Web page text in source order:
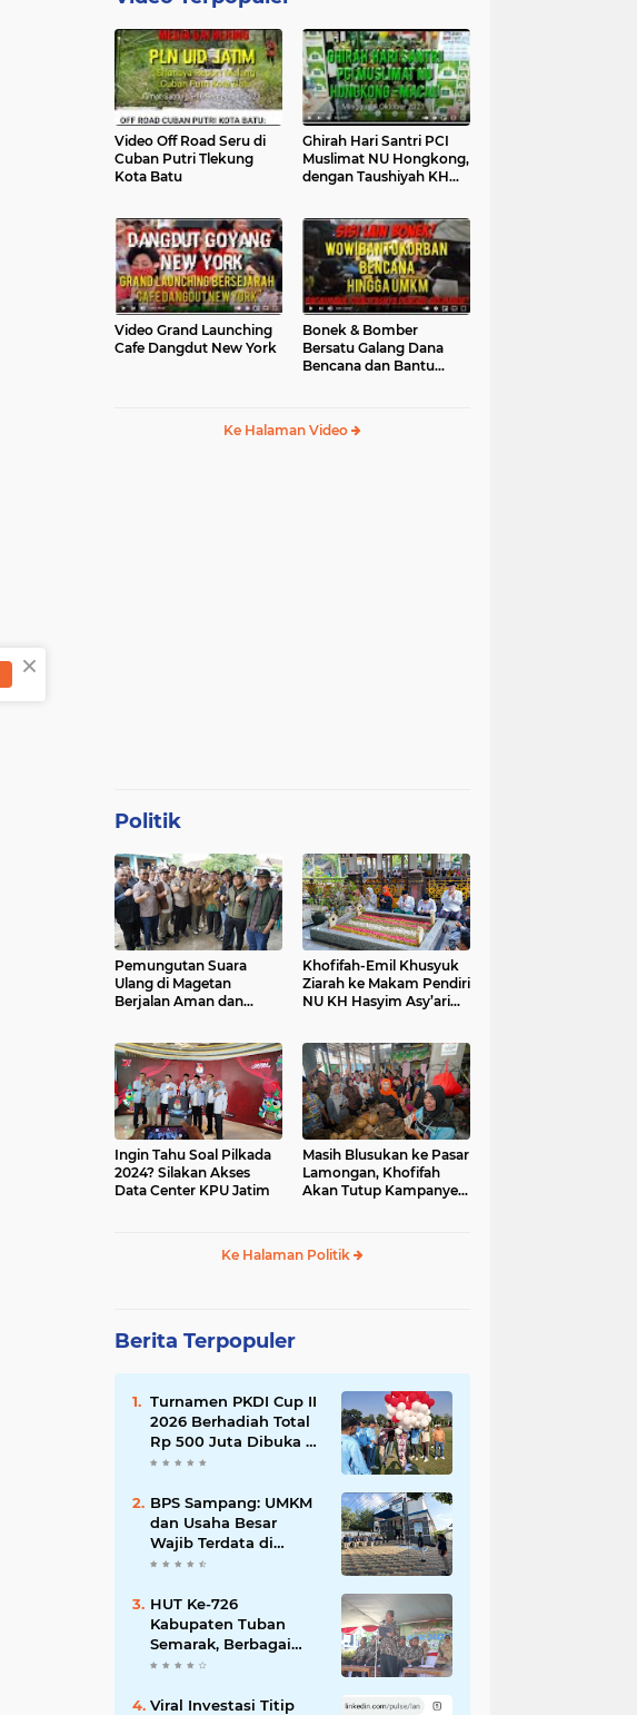
Video Off Road Seru di
Cuban Putri Tlekung
Kota Batu
Ghirah Hari Santri PCI
Muslimat NU Hongkong,
dengan Taushiyah KH
Video Grand Launching
Cafe Dangdut New York
Bonek & Bomber
Bersatu Galang Dana
Bencana dan Bantu
Ke Halaman Video
Politik
Pemungutan Suara
Ulang di Magetan
Berjalan Aman dan
Khofifah-Emil Khusyuk
Ziarah ke Makam Pendiri
NU KH Hasyim Asy’ari
Ingin Tahu Soal Pilkada
2024? Silakan Akses
Data Center KPU Jatim
Masih Blusukan ke Pasar
Lamongan, Khofifah
Akan Tutup Kampanye
Ke Halaman Politik
Berita Terpopuler
Turnamen PKDI Cup II
2026 Berhadiah Total
Rp 500 Juta Dibuka di
Jombang, Ketua PKDI
Mahdi: Ajang
Silaturrahmi dan
Media Komunikasi
Antar-Kades untuk
BPS Sampang: UMKM
dan Usaha Besar
Wajib Terdata di
Sensus Ekonomi 2026,
Sasaran
HUT Ke-726
Kabupaten Tuban
Semarak, Berbagai
Prestasinya Pun
Viral Investasi Titip
×